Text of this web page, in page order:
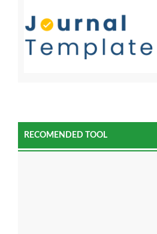
RECOMENDED TOOL